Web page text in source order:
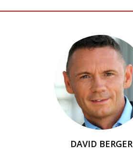
DAVID BERGER